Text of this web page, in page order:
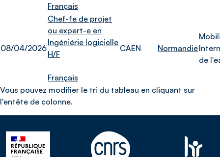
Français
08/04/2026
Chef-fe de projet
ou expert-e en
Ingéniérie logicielle
H/F
Français
CAEN Normandie
de
Vous pouvez modifier le tri du tableau en cliquant sur
l'entête de colonne.